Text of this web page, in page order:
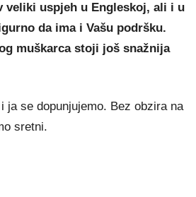
veliki uspjeh u Engleskoj, ali i u
da ima i Vašu podršku.
muškarca stoji još snažnija
ja se dopunjujemo. Bez obzira na
sretni.